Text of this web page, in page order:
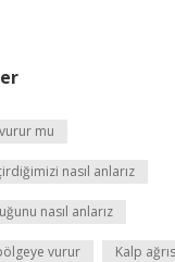
mu
nasıl anlarız
nasıl anlarız
vurur Kalp